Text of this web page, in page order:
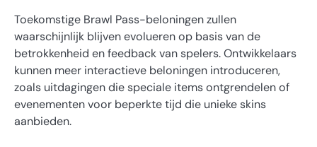
Toekomstige Brawl Pass-beloningen zullen
waarschijnlijk blijven evolueren op basis van de
betrokkenheid en feedback van spelers. Ontwikkelaars
kunnen meer interactieve beloningen introduceren,
zoals uitdagingen die speciale items ontgrendelen of
evenementen voor beperkte tijd die unieke skins
aanbieden.